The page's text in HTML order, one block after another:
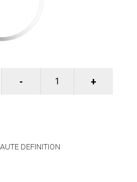
DEFINITION